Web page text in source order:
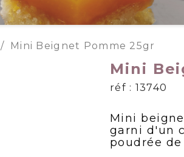
Mini Beignet Pomme 25gr
Mini
réf : 13740
Mini
garni d'un
poudrée de